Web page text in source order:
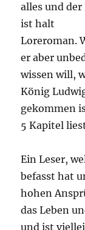
alles und der
ist halt
Loreroman.
er aber
wissen will,
König
gekommen
5 Kapitel
Ein Leser,
befasst hat
hohen
das Leben
und ist